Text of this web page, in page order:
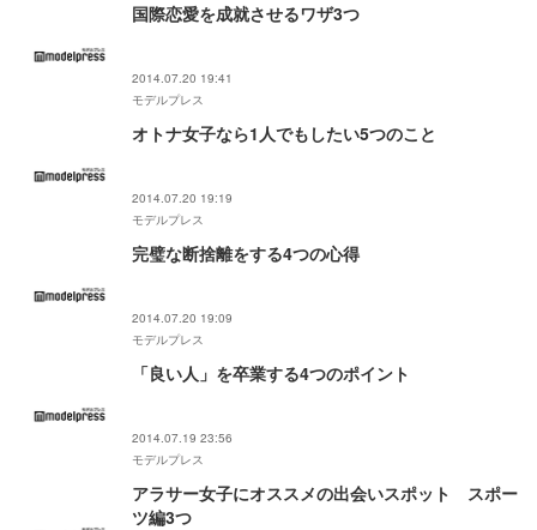
国際恋愛を成就させるワザ3つ
2014.07.20 19:41
モデルプレス
オトナ女子なら1人でもしたい5つのこと
2014.07.20 19:19
モデルプレス
完璧な断捨離をする4つの心得
2014.07.20 19:09
モデルプレス
「良い人」を卒業する4つのポイント
2014.07.19 23:56
モデルプレス
アラサー女子にオススメの出会いスポット スポー
ツ編3つ